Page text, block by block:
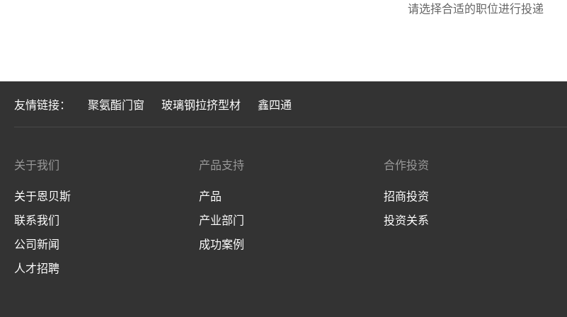
请选择合适的职位进行投递
友情链接： 聚氨酯门窗 玻璃钢拉挤型材 鑫四通
关于我们
关于恩贝斯
联系我们
公司新闻
人才招聘
产品支持
产品
产业部门
成功案例
合作投资
招商投资
投资关系